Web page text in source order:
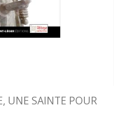
UNE SAINTE POUR